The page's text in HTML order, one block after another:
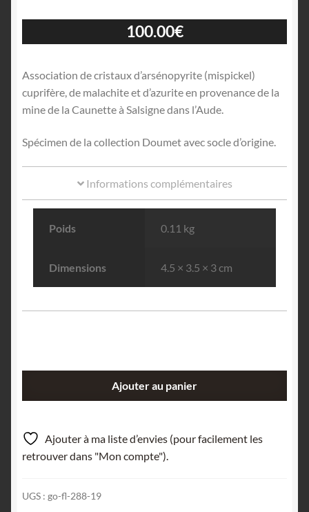
100.00€
Association de cristaux d’arsénopyrite (mispickel)
cuprifère, de malachite et d’azurite en provenance de la
mine de la Caunette à Salsigne dans l’Aude.
Spécimen de la collection Doumet avec socle d’origine.
Informations complémentaires
Poids 0.11 kg
Dimensions 4.5 × 3.5 × 3 cm
cuprifère,
La
Caunette,
Aude.
Ajouter au panier
Ajouter à ma liste d’envies (pour facilement les
retrouver dans "Mon compte").
UGS : go-fl-288-19